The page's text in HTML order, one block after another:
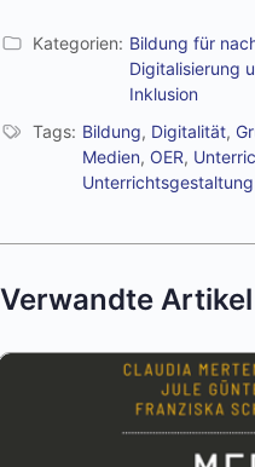
Kategorien: Bildung für
Digitalisierung
Inklusion
Tags: Bildung, Digitalität,
Medien, OER,
Unterrichtsgestaltung
Verwandte Artikel